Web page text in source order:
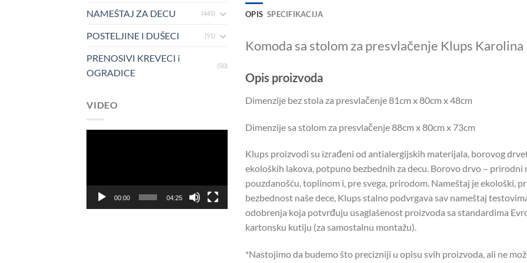
NAMEŠTAJ ZA DECU (445)
POSTELJINE I DUŠECI (91)
PRENOSIVI KREVECI i
OGRADICE
(50)
VIDEO
00:00 04:25
OPIS SPECIFIKACIJA
Komoda sa stolom za presvlačenje Klups Karolina
Opis proizvoda
Dimenzije bez stola za presvlačenje 81cm x 80cm x 48cm
Dimenzije sa stolom za presvlačenje 88cm x 80cm x 73cm
Klups proizvodi su izrađeni od antialergijskih materijala, borovog
ekoloških lakova, potpuno bezbednih za decu. Borovo drvo –
pouzdanošću, toplinom i, pre svega, prirodom. Nameštaj je ekološki,
bezbednost naše dece, Klups stalno podvrgava sav nameštaj
odobrenja koja potvrđuju usaglašenost proizvoda sa standardima
kartonsku kutiju (za samostalnu montažu).
*Nastojimo da budemo što precizniji u opisu svih proizvoda, ali ne